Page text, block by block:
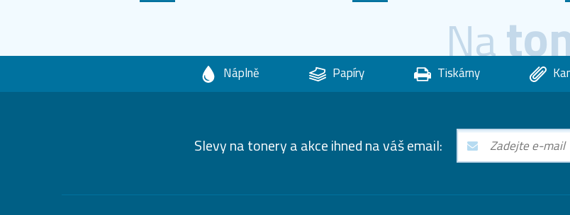
Na
Náplně Papíry Tiskárny
Slevy na tonery a akce ihned na váš email: